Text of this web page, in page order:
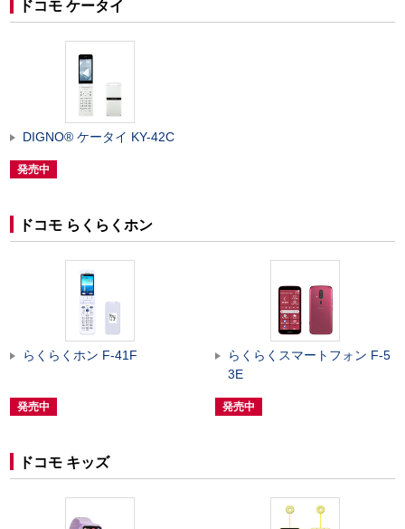
ドコモ ケータイ
DIGNO® ケータイ KY-42C
発売中
ドコモ らくらくホン
らくらくホン F-41F
発売中
らくらくスマートフォン F-5
3E
発売中
ドコモ キッズ